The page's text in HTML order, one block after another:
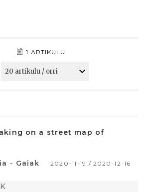
1 ARTIKULU
on a street map of
- Gaiak 2020-11-19 / 2020-12-16